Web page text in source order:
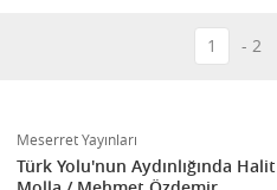
1 2
Meserret Yayınları
Türk Yolu'nun Aydınlığında Halit